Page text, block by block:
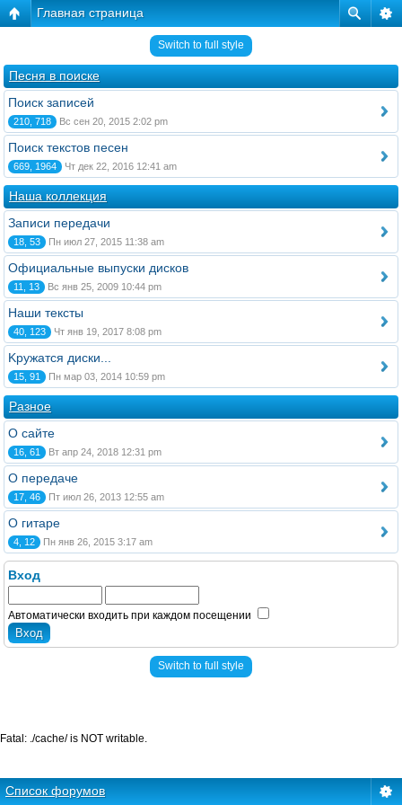
Главная страница
Switch to full style
Песня в поиске
Поиск записей
210, 718 Вс сен 20, 2015 2:02 pm
Поиск текстов песен
669, 1964 Чт дек 22, 2016 12:41 am
Наша коллекция
Записи передачи
18, 53 Пн июл 27, 2015 11:38 am
Официальные выпуски дисков
11, 13 Вс янв 25, 2009 10:44 pm
Наши тексты
40, 123 Чт янв 19, 2017 8:08 pm
Kружатся диски...
15, 91 Пн мар 03, 2014 10:59 pm
Разное
О сайте
16, 61 Вт апр 24, 2018 12:31 pm
О передаче
17, 46 Пт июл 26, 2013 12:55 am
О гитаре
4, 12 Пн янв 26, 2015 3:17 am
Вход
Автоматически входить при каждом посещении
Switch to full style
Список форумов
Fatal: ./cache/ is NOT writable.